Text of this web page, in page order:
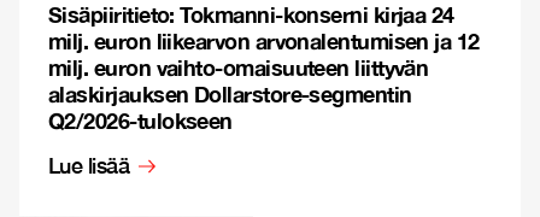
Sisäpiiritieto: Tokmanni-konserni kirjaa 24
milj. euron liikearvon arvonalentumisen ja 12
milj. euron vaihto-omaisuuteen liittyvän
alaskirjauksen Dollarstore-segmentin
Q2/2026-tulokseen
Lue lisää